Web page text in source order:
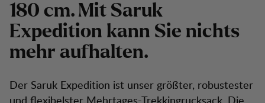
180 cm. Mit Saruk
Expedition kann Sie nichts
mehr aufhalten.
Der Saruk Expedition ist unser größter, robustester
und flexibelster Mehrtages-Trekkingrucksack. Die